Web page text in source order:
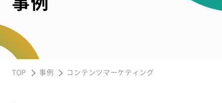
TOP 事例 コンテンツマーケティング